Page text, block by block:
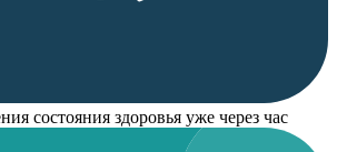
состояния здоровья уже через час